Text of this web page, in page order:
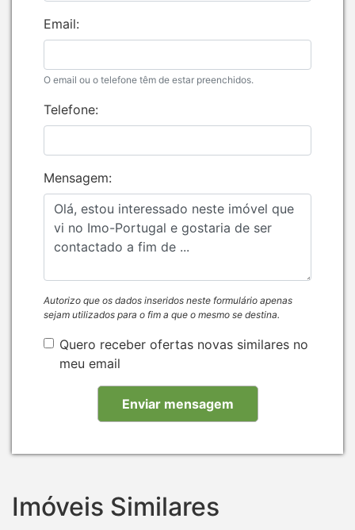
Email:
O email ou o telefone têm de estar preenchidos.
Telefone:
Mensagem:
Autorizo que os dados inseridos neste formulário apenas
sejam utilizados para o fim a que o mesmo se destina.
Quero receber ofertas novas similares no
meu email
Imóveis Similares